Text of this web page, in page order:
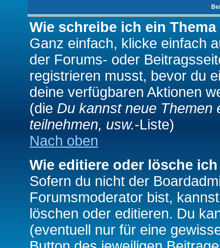
Wie schreibe ich ein
Ganz einfach, klicke einfach
der Forums- oder
registrieren musst, bevor du
deine verfügbaren Aktionen
(die Du kannst neue Themen
teilnehmen, usw.-Liste)
Nach oben
Wie editiere oder lösche
Sofern du nicht der
Forumsmoderator bist,
löschen oder editieren. Du
(eventuell nur für eine